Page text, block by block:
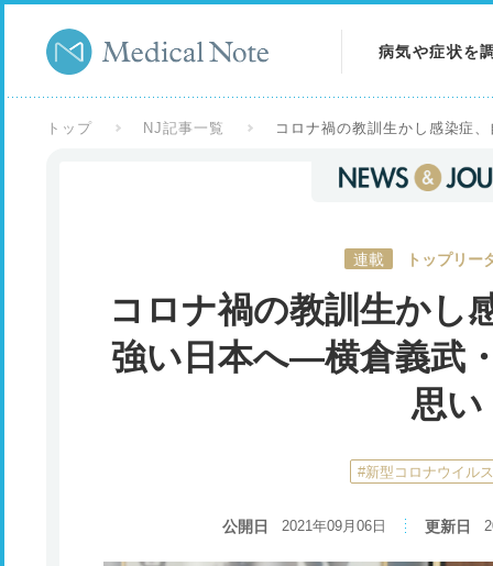
病気や症状を
症状を調べる
トップ NJ記事一覧 コロナ禍の教訓生かし感染症
連載 トップリー
コロナ禍の教訓生かし
強い日本へ―横倉義武
思い
#新型コロナウイル
公開日 2021年09月06日 更新日